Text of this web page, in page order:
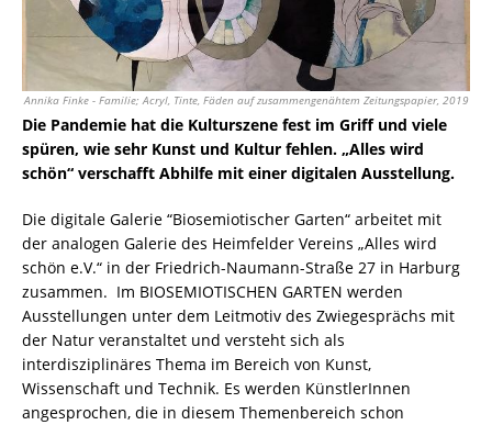
Annika Finke - Familie; Acryl, Tinte, Fäden auf zusammengenähtem Zeitungspapier, 2019
Die Pandemie hat die Kulturszene fest im Griff und viele
spüren, wie sehr Kunst und Kultur fehlen. „Alles wird
schön“ verschafft Abhilfe mit einer digitalen Ausstellung.
Die digitale Galerie “Biosemiotischer Garten“ arbeitet mit
der analogen Galerie des Heimfelder Vereins „Alles wird
schön e.V.“ in der Friedrich-Naumann-Straße 27 in Harburg
zusammen. Im BIOSEMIOTISCHEN GARTEN werden
Ausstellungen unter dem Leitmotiv des Zwiegesprächs mit
der Natur veranstaltet und versteht sich als
interdisziplinäres Thema im Bereich von Kunst,
Wissenschaft und Technik. Es werden KünstlerInnen
angesprochen, die in diesem Themenbereich schon